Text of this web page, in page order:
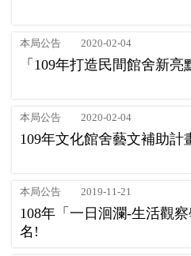
本局公告 2020-02-04
「109年打造民間館舍新
本局公告 2020-02-04
109年文化館舍藝文補助計
本局公告 2019-11-21
108年「一日洄瀾-生活觀
名!